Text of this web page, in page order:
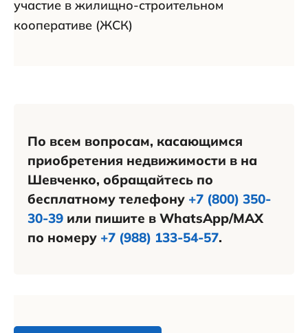
участие в жилищно-строительном
кооперативе (ЖСК)
По всем вопросам, касающимся
приобретения недвижимости в на
Шевченко, обращайтесь по
бесплатному телефону +7 (800) 350-
30-39 или пишите в WhatsApp/MAX
по номеру +7 (988) 133-54-57.